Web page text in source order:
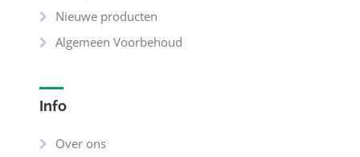
Nieuwe producten
Algemeen Voorbehoud
Info
Over ons